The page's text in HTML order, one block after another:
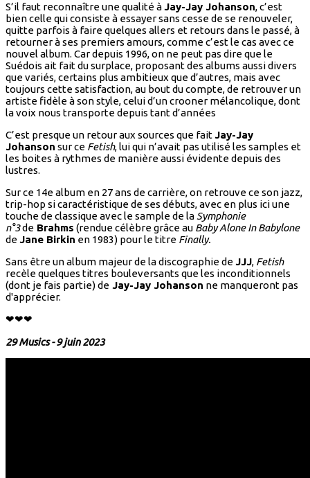
S’il faut reconnaître une qualité à Jay-Jay Johanson, c’est
bien celle qui consiste à essayer sans cesse de se renouveler,
quitte parfois à faire quelques allers et retours dans le passé, à
retourner à ses premiers amours, comme c’est le cas avec ce
nouvel album. Car depuis 1996, on ne peut pas dire que le
Suédois ait fait du surplace, proposant des albums aussi divers
que variés, certains plus ambitieux que d’autres, mais avec
toujours cette satisfaction, au bout du compte, de retrouver un
artiste fidèle à son style, celui d’un crooner mélancolique, dont
la voix nous transporte depuis tant d’années
C’est presque un retour aux sources que fait Jay-Jay
Johanson sur ce Fetish, lui qui n’avait pas utilisé les samples et
les boites à rythmes de manière aussi évidente depuis des
lustres.
Sur ce 14e album en 27 ans de carrière, on retrouve ce son jazz,
trip-hop si caractéristique de ses débuts, avec en plus ici une
touche de classique avec le sample de la Symphonie
n°3de Brahms (rendue célèbre grâce au Baby Alone In Babylone
de Jane Birkin en 1983) pour le titre Finally.
Sans être un album majeur de la discographie de JJJ, Fetish
recèle quelques titres bouleversants que les inconditionnels
(dont je fais partie) de Jay-Jay Johanson ne manqueront pas
d'apprécier.
❤❤❤
29 Musics - 9 juin 2023